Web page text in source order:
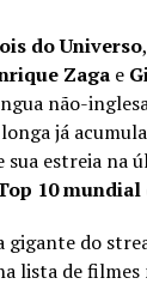
mais popular
Sonho,
Perpétuos ou
dos
do Universo
Zagae
não-
já acumula
sua estreia na
10
gigante do
lista de filmes